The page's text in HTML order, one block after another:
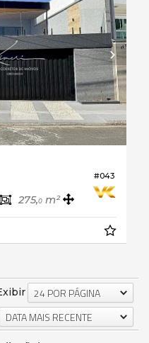
#043
275,0 m²
24 POR PÁGINA
DATA MAIS RECENTE